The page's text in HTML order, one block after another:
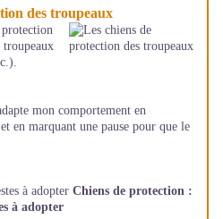
des troupeaux
troupeaux
mon comportement en
en marquant une pause pour que le
à adopter Chiens de protection :
à adopter